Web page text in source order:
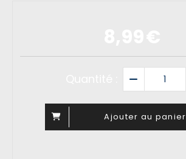
Ajouter au panier